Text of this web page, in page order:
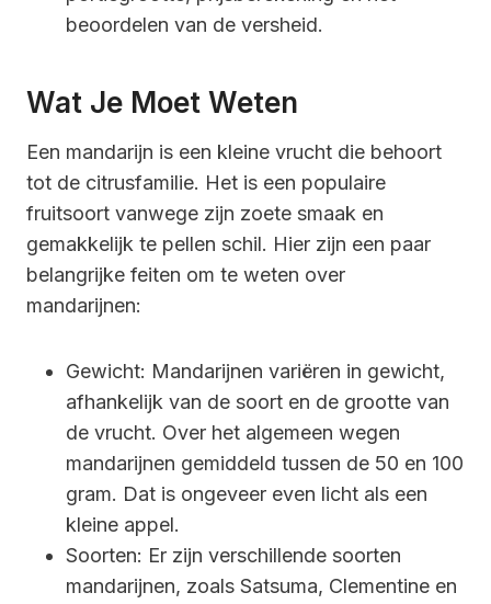
beoordelen van de versheid.
Wat Je Moet Weten
Een mandarijn is een kleine vrucht die behoort
tot de citrusfamilie. Het is een populaire
fruitsoort vanwege zijn zoete smaak en
gemakkelijk te pellen schil. Hier zijn een paar
belangrijke feiten om te weten over
mandarijnen:
Gewicht: Mandarijnen variëren in gewicht,
afhankelijk van de soort en de grootte van
de vrucht. Over het algemeen wegen
mandarijnen gemiddeld tussen de 50 en 100
gram. Dat is ongeveer even licht als een
kleine appel.
Soorten: Er zijn verschillende soorten
mandarijnen, zoals Satsuma, Clementine en